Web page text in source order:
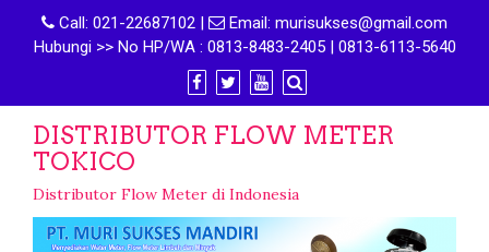
Call: 021-22687102 | Email: murisukses@gmail.com
Hubungi >> No HP/WA : 0813-8483-2405 | 0813-6113-5640
DISTRIBUTOR FLOW METER
TOKICO
Distributor Flow Meter di Indonesia